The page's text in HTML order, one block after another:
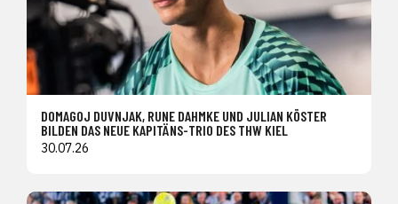
DOMAGOJ DUVNJAK, RUNE DAHMKE UND JULIAN KÖSTER
BILDEN DAS NEUE KAPITÄNS-TRIO DES THW KIEL
30.07.26